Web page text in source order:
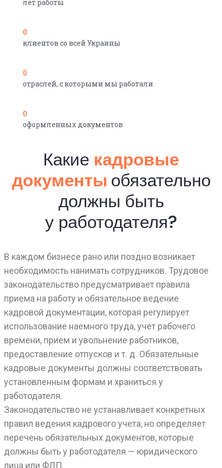
лет работы
0
клиентов со всей Украины
0
отраслей, с которыми мы работали
0
оформленных документов
Какие кадровые
документы обязательно
должны быть
у работодателя?
В каждом бизнесе рано или поздно возникает
необходимость нанимать сотрудников. Трудовое
законодательство предусматривает правила
приема на работу и обязательное ведение
кадровой документации, которая регулирует
использование наемного труда, учет рабочего
времени, прием и увольнение работников,
предоставление отпусков и т. д. Обязательные
кадровые документы должны соответствовать
установленным формам и храниться у
работодателя.
Законодательство не устанавливает конкретных
правил ведения кадрового учета, но определяет
перечень обязательных документов, которые
должны быть у работодателя — юридического
лица или ФЛП.